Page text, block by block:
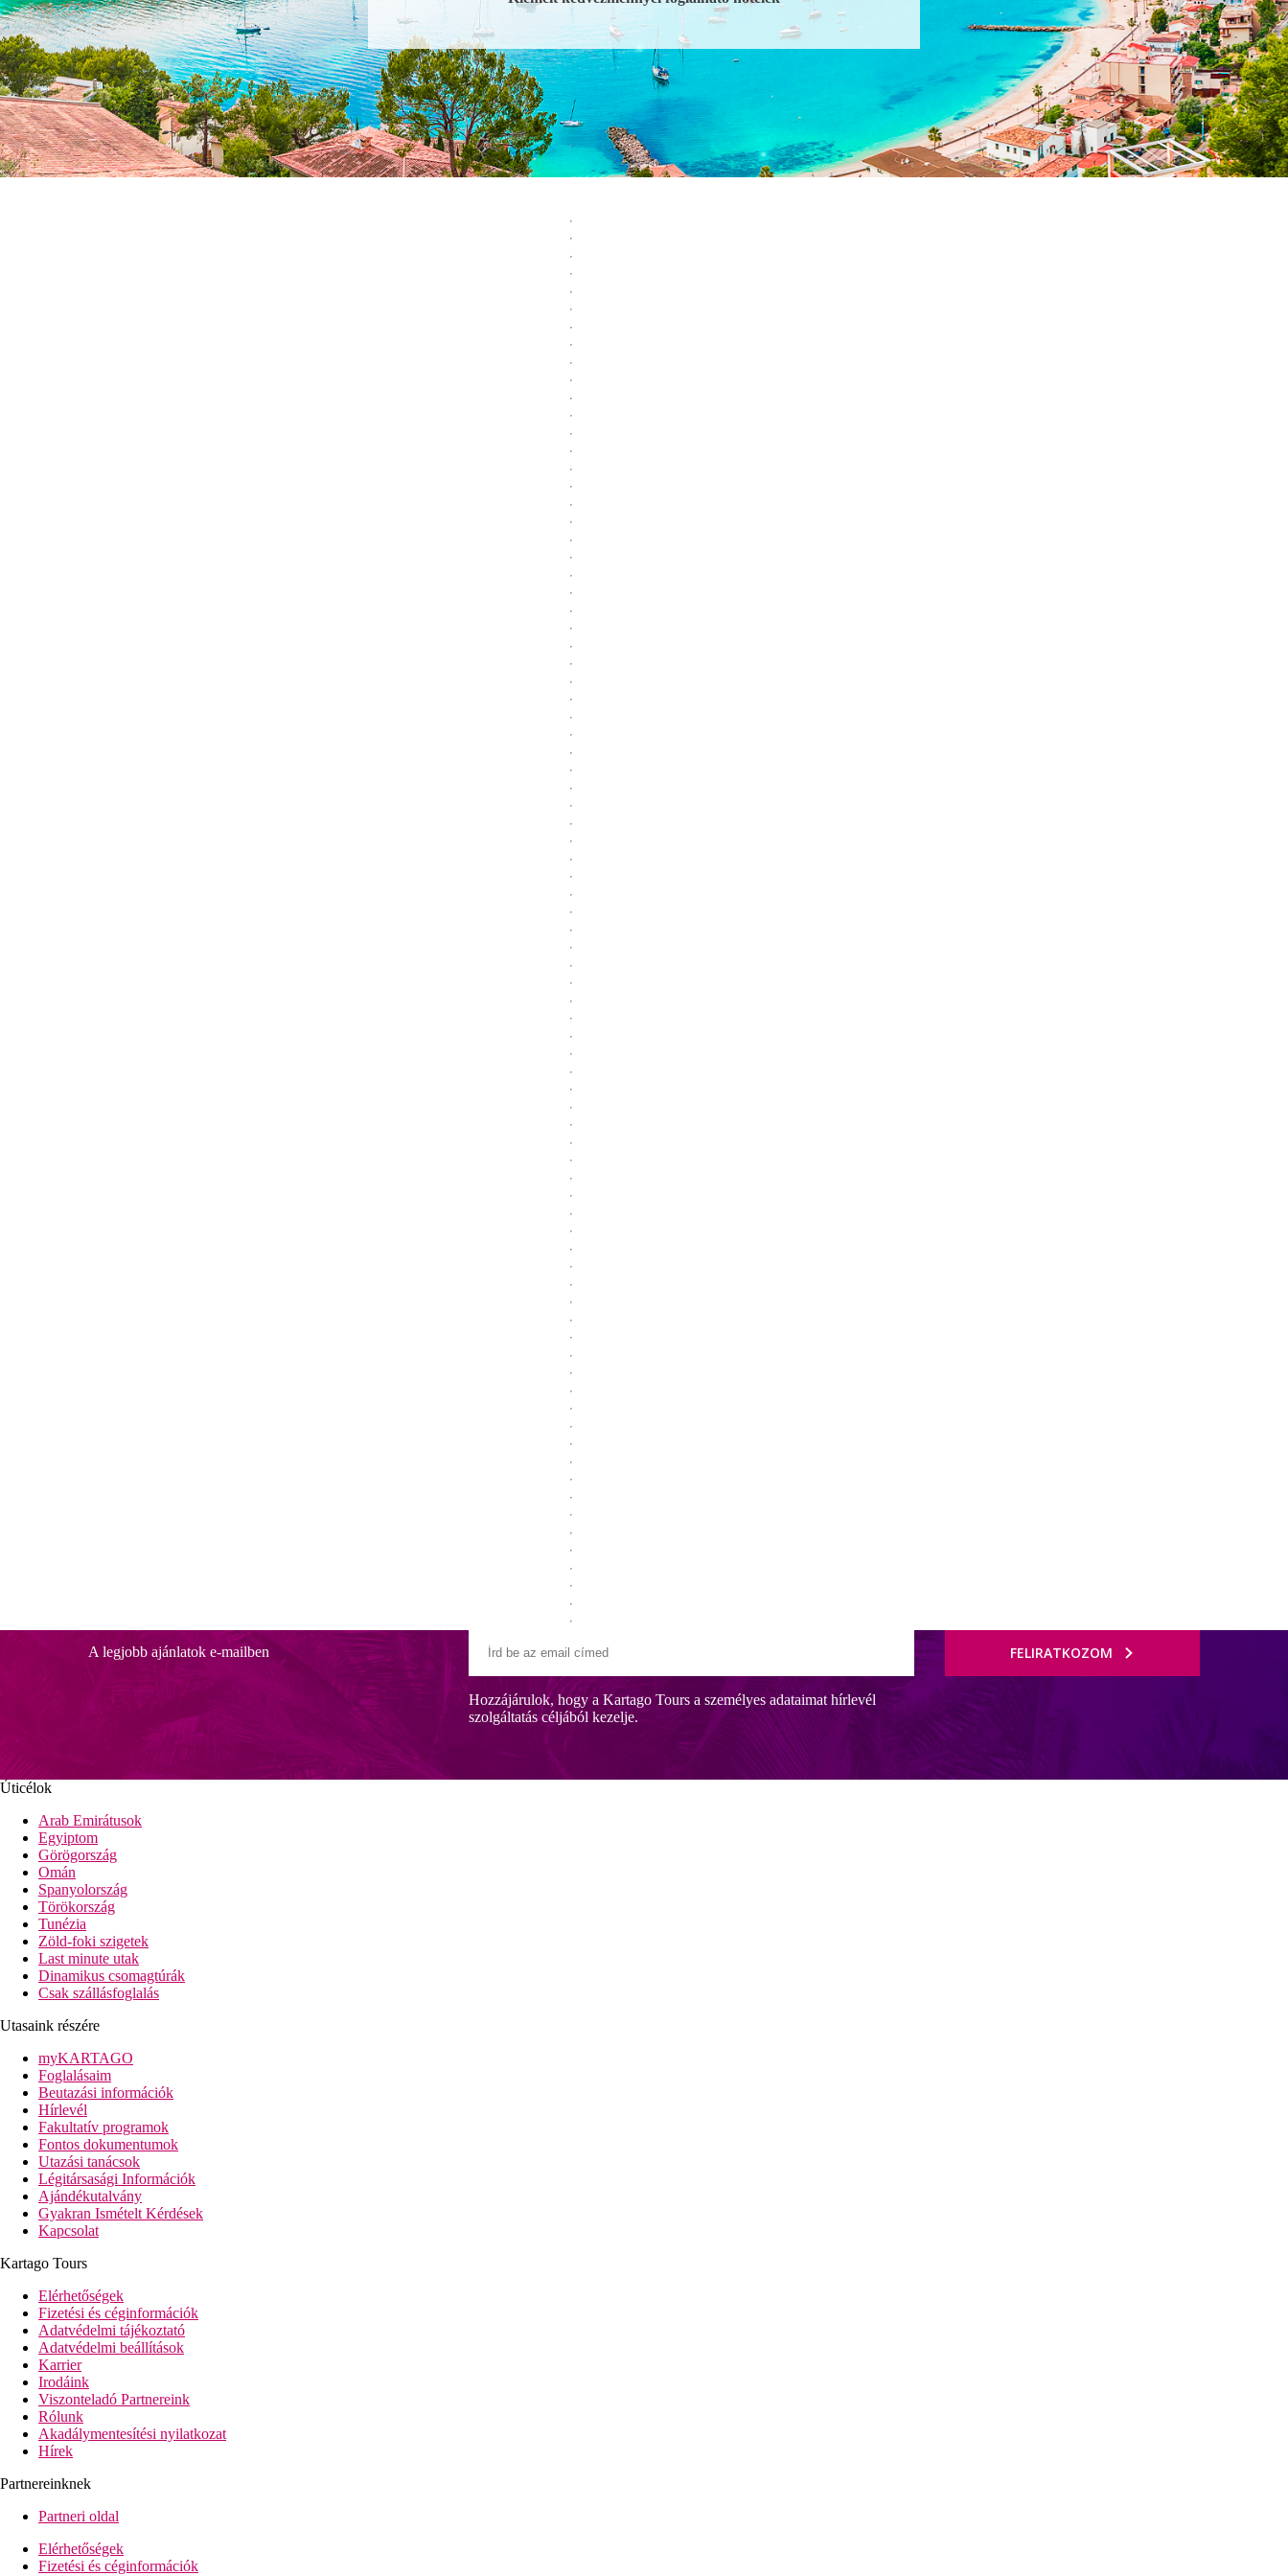
A legjobb ajánlatok e-mailben
Hozzájárulok, hogy a Kartago Tours a személyes adataimat hírlevél
szolgáltatás céljából kezelje.
FELIRATKOZOM
Úticélok
Arab Emirátusok
Egyiptom
Görögország
Omán
Spanyolország
Törökország
Tunézia
Zöld-foki szigetek
Last minute utak
Dinamikus csomagtúrák
Csak szállásfoglalás
Utasaink részére
myKARTAGO
Foglalásaim
Beutazási információk
Hírlevél
Fakultatív programok
Fontos dokumentumok
Utazási tanácsok
Légitársasági Információk
Ajándékutalvány
Gyakran Ismételt Kérdések
Kapcsolat
Kartago Tours
Elérhetőségek
Fizetési és céginformációk
Adatvédelmi tájékoztató
Adatvédelmi beállítások
Karrier
Irodáink
Viszonteladó Partnereink
Rólunk
Akadálymentesítési nyilatkozat
Hírek
Partnereinknek
Partneri oldal
Elérhetőségek
Fizetési és céginformációk